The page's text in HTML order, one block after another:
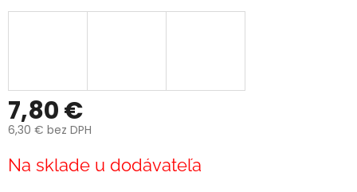
7,80 €
6,30 € bez DPH
cena:
Na sklade u dodávateľa